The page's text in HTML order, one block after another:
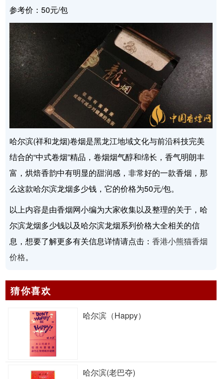
参考价：50元/包
哈尔滨(祥和龙烟)卷烟是黑龙江地域文化与前沿科技完美
结合的“中式卷烟”精品，卷烟烟气醇和绵长，香气明朗丰
富，烘焙香韵中有明显的甜润感，非常好的一款香烟，那
么这款哈尔滨龙烟多少钱，它的价格为50元/包。
以上内容是由香烟网小编为大家收集以及整理的关于，哈
尔滨龙烟多少钱以及哈尔滨龙烟系列价格大全相关的信
息，想要了解更多有关信息详情请点击：香港小熊猫香烟
价格。
猜你喜欢
哈尔滨（Happy）
哈尔滨(老巴夺)